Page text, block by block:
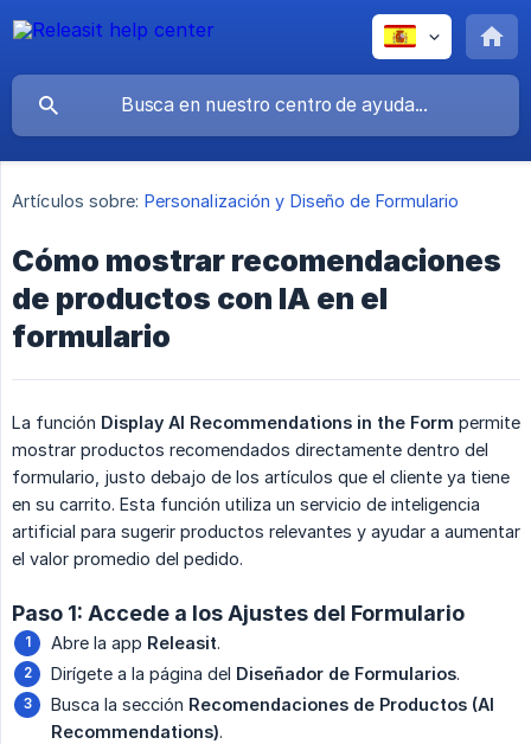
Artículos sobre: Personalización y Diseño de Formulario
Cómo mostrar recomendaciones
de productos con IA en el
formulario
La función Display AI Recommendations in the Form permite
mostrar productos recomendados directamente dentro del
formulario, justo debajo de los artículos que el cliente ya tiene
en su carrito. Esta función utiliza un servicio de inteligencia
artificial para sugerir productos relevantes y ayudar a aumentar
el valor promedio del pedido.
Paso 1: Accede a los Ajustes del Formulario
Abre la app Releasit.
Dirígete a la página del Diseñador de Formularios.
Busca la sección Recomendaciones de Productos (AI
Recommendations).